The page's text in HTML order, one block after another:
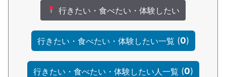
行きたい・食べたい・体験したい
行きたい・食べたい・体験したい一覧 (0)
行きたい・食べたい・体験したい人一覧 (0)